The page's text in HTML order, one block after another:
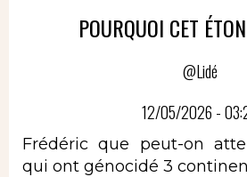
POURQUOI CET
@Lidé
12/05/2026 -
Frédéric que peut-on
qui ont génocidé 3